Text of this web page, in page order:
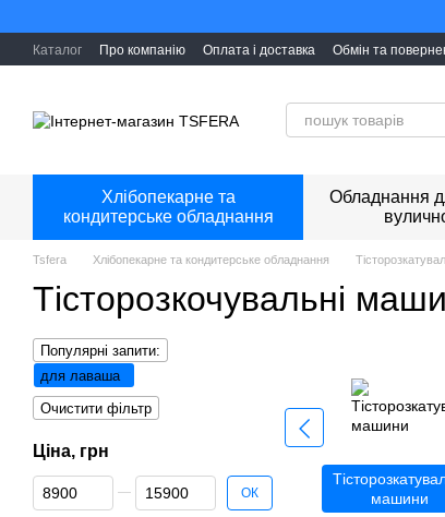
Каталог Про компанію Оплата і доставка Обмін та
Хлібопекарне та
кондитерське обладнання
Обладнання
Tsfera Хлібопекарне та кондитерське обладнання
Тісторозкочувальні
машини
Популярні запити:
для лаваша
Очистити фільтр
Ціна, грн
Від Ціна, грн
До Ціна, грн ОК